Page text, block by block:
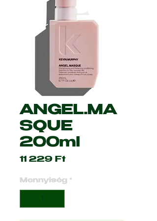
ANGEL.MA
SQUE
200ml
11 229 FtÁr
Mennyiség *